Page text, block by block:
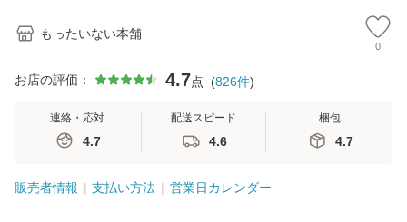
もったいない本舗
0
お店の評価： 4.7点 (826件)
連絡・応対
4.7
配送スピード
4.6
梱包
4.7
販売者情報 支払い方法 営業日カレンダー